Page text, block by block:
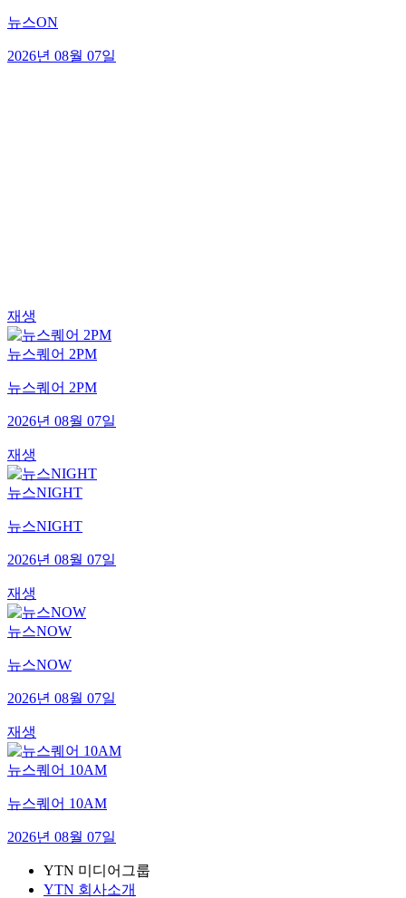
뉴스ON
2026년 08월 07일
재생
뉴스퀘어 2PM
뉴스퀘어 2PM
2026년 08월 07일
재생
뉴스NIGHT
뉴스NIGHT
2026년 08월 07일
재생
뉴스NOW
뉴스NOW
2026년 08월 07일
재생
뉴스퀘어 10AM
뉴스퀘어 10AM
2026년 08월 07일
YTN 미디어그룹
YTN 회사소개